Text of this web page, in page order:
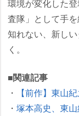
環境が変化した
査隊」として手
知れない、新し
く。
■関連記事
・
【前作】東山
・ 塚本高史、東